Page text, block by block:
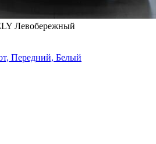
Левобережный
Передний, Белый